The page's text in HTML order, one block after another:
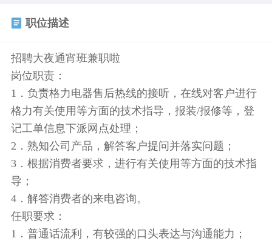
职位描述
招聘大夜通宵班兼职啦
岗位职责：
1．负责格力电器售后热线的接听，在线对客户进行
格力有关使用等方面的技术指导，报装/报修等，登
记工单信息下派网点处理；
2．熟知公司产品，解答客户提问并落实问题；
3．根据消费者要求，进行有关使用等方面的技术指
导；
4．解答消费者的来电咨询。
任职要求：
1．普通话流利，有较强的口头表达与沟通能力；